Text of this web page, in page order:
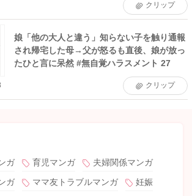
クリップ
娘「他の大人と違う」知らない子を触り通報
され帰宅した母→父が怒るも直後、娘が放っ
たひと言に呆然 #無自覚ハラスメント 27
クリップ
ガ 育児マンガ
夫婦関係マンガ
ガ
ママ友トラブルマンガ
妊娠